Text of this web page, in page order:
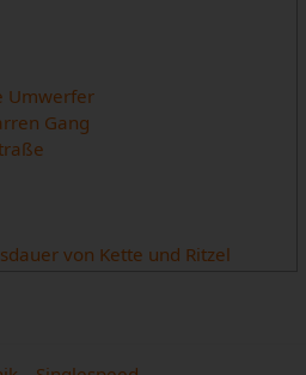
Umwerfer
Gang
von Kette und Ritzel